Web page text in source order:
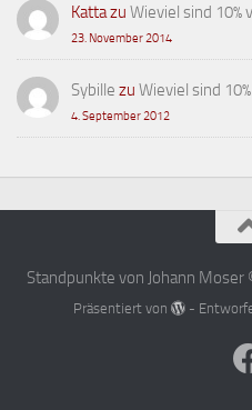
Kattazu Wieviel sind 10%
23. November 2014
Sybille zu Wieviel sind
4. September 2012
Standpunkte von Johann
Präsentiert von -